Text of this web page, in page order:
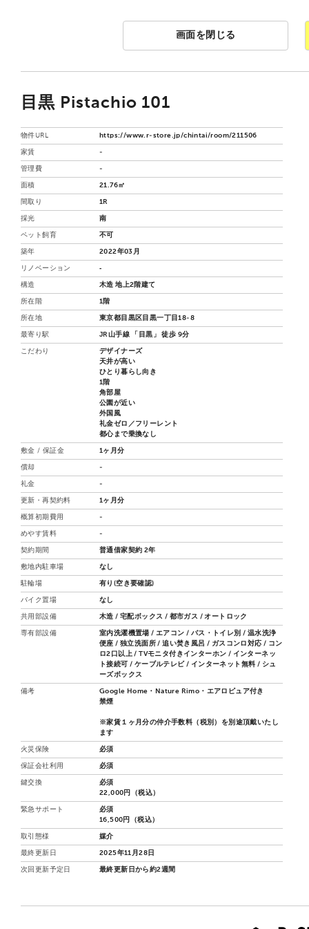
画面を閉じる
目黒 Pistachio 101
物件URL https://www.r-store.jp/chintai/room/211506
家賃 -
管理費 -
面積 21.76㎡
間取り 1R
採光 南
ペット飼育 不可
築年 2022年03月
リノベーション ‐
構造 木造 地上2階建て
所在階 1階
所在地 東京都目黒区目黒一丁目18-8
最寄り駅 JR山手線 「目黒」 徒歩 9分
こだわり
デザイナーズ
天井が高い
ひとり暮らし向き
1階
角部屋
公園が近い
外国風
礼金ゼロ／フリーレント
都心まで乗換なし
敷金 / 保証金 1ヶ月分
償却 -
礼金 -
更新・再契約料 1ヶ月分
概算初期費用 -
めやす賃料 -
契約期間 普通借家契約 2年
敷地内駐車場 なし
駐輪場 有り(空き要確認)
バイク置場 なし
共用部設備 木造 / 宅配ボックス / 都市ガス / オートロック
専有部設備
室内洗濯機置場 / エアコン / バス・トイレ別 / 温水洗浄
便座 / 独立洗面所 / 追い焚き風呂 / ガスコンロ対応 / コン
ロ2口以上 / TVモニタ付きインターホン / インターネッ
ト接続可 / ケーブルテレビ / インターネット無料 / シュ
ーズボックス
備考
Google Home・Nature Rimo・エアロピュア付き
禁煙
※家賃１ヶ月分の仲介手数料（税別）を別途頂戴いたし
ます
火災保険 必須
保証会社利用 必須
鍵交換
必須
22,000円（税込）
緊急サポート
必須
16,500円（税込）
取引態様 媒介
最終更新日 2025年11月28日
次回更新予定日 最終更新日から約2週間